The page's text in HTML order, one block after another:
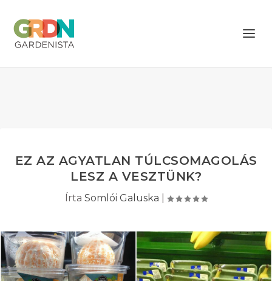
EZ AZ AGYATLAN TÚLCSOMAGOLÁS
LESZ A VESZTÜNK?
Írta Somlói Galuska